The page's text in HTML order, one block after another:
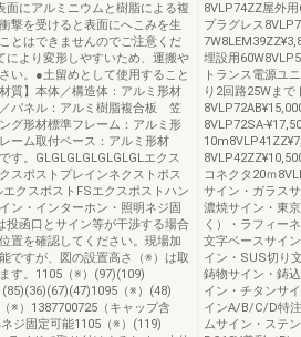
面にアルミニウムと樹脂による複
撃を受けると表面にへこみを生
とはできませんのでご注意くだ
により変形しやすいため、運搬や
い。●土留めとして使用すること
質】本体／構造体：アルミ形材
パネル：アルミ樹脂複合板 笠
グ形材標準フレーム：アルミ形
ーム取付ベース：アルミ形材
す。GLGLGLGLGLGLGLエクス
スポストプレインネクストポス
クスポストFSエクスポストハン
ン・インターホン・照明ネジ固
投函口とサイン等が干渉する場合
置を確認してください。現場加
ですが、図の設置高さ（※）は取
す。1105（※）(97)(109)
（※）(48)
※）1387700725（キャップ含
ジ固定可能1105（※）(119)
8VLP74ZZ屋外
プラグレス
埋設用
トランス電源ユ
り2回路25Wま
8VLP72SA-
コネクタ20ｍ
サイン・ガラス
濃焼サイン・東
く）・ラフィー
文字ベースサイ
イン・SUS切り
鋳物サイン・鋳
イン・チタンサ
インA/B/C/D特
ムサイン・ステ